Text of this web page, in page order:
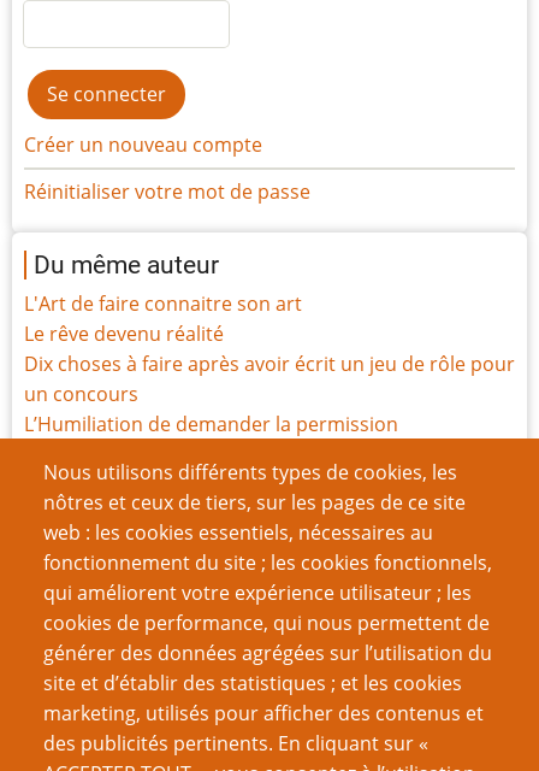
Nous utilisons différents types de cookies, les
nôtres et ceux de tiers, sur les pages de ce site
web : les cookies essentiels, nécessaires au
fonctionnement du site ; les cookies fonctionnels,
qui améliorent votre expérience utilisateur ; les
cookies de performance, qui nous permettent de
générer des données agrégées sur l’utilisation du
site et d’établir des statistiques ; et les cookies
marketing, utilisés pour afficher des contenus et
des publicités pertinents. En cliquant sur «
Créer un nouveau compte
Réinitialiser votre mot de passe
Du même auteur
L'Art de faire connaitre son art
Le rêve devenu réalité
Dix choses à faire après avoir écrit un jeu de rôle pour
un concours
L’Humiliation de demander la permission
C'est interdit
Bien jouer avec son prochain
Les chiens m’ont appris tout ce que je sais (sur les
jeux)
Il n'y a pas d'apocalypse : le JdR Pacific Rim à l'arrache
Tout est Affamé
Pagination
Page
précédente
‹‹ 3
Page
suivante
››